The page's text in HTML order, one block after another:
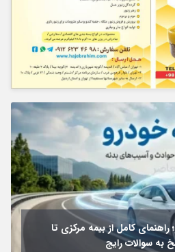
راهنمای کامل از بیمه مرکزی تا
به سوالات رایج